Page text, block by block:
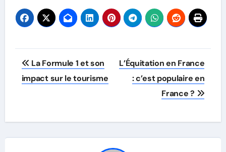
Post
navigation
La Formule 1 et son
impact sur le tourisme
L’Équitation en France
: c’est populaire en
France ?